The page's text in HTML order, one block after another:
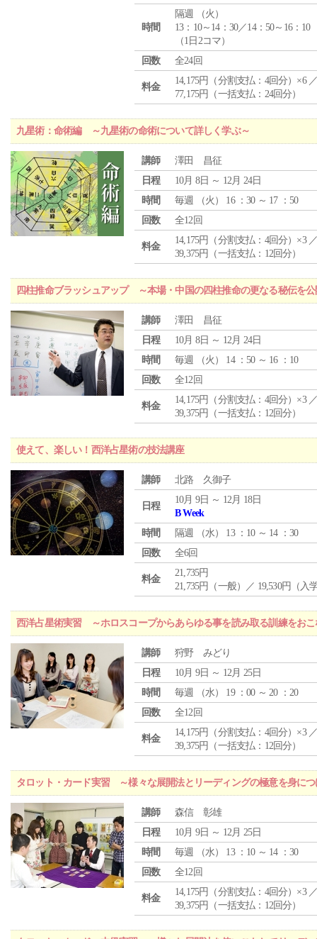
時間
隔週 （火 ）
13：10～14：30／14：50～16：10
（1日2コマ）
回数
全24回
料金
14,175円（分割支払：4回分）×6
77,175円（一括支払：24回分）
九星術：命術編 ～九星術の命術について詳しく学ぶ～
講師
澤田 昌征
日程
10月 8日 ～ 12月 24日
時間
毎週 （火 ） 16 ：30 ～ 17 ：50
回数
全12回
料金
14,175円（分割支払：4回分）×3
39,375円（一括支払：12回分）
四柱推命ブラッシュアップ ～本場・中国の四柱推命の更なる秘伝を
講師
澤田 昌征
日程
10月 8日 ～ 12月 24日
時間
毎週 （火 ） 14 ：50 ～ 16 ：10
回数
全12回
料金
14,175円（分割支払：4回分）×3
39,375円（一括支払：12回分）
使えて、楽しい！西洋占星術の技法講座
講師 北路 久御子
日程
10月 9日 ～ 12月 18日
B Week
時間
隔週 （水） 13 ：10 ～ 14 ：30
回数
全6回
料金
21,735円
21,735円（一般）／ 19,530円（入
西洋占星術実習 ～ホロスコープからあらゆる事を読み取る訓練をおこ
講師
狩野 みどり
日程
10月 9日 ～ 12月 25日
時間
毎週 （水） 19 ：00 ～ 20 ：20
回数
全12回
料金
14,175円（分割支払：4回分）×3
39,375円（一括支払：12回分）
タロット・カード実習 ～様々な展開法とリーディングの極意を身につ
講師
森信 彰雄
日程
10月 9日 ～ 12月 25日
時間
毎週 （水） 13 ：10 ～ 14 ：30
回数
全12回
料金
14,175円（分割支払：4回分）×3
39,375円（一括支払：12回分）